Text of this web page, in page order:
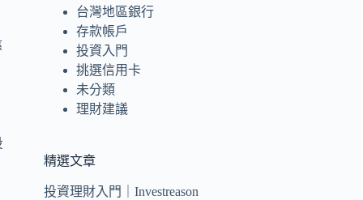
台灣地區銀行
存款帳戶
投資入門
挑選信用卡
未分類
理財建議
精選文章
投資理財入門｜Investreason